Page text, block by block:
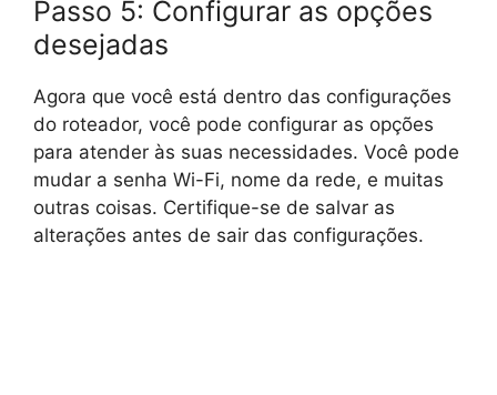
Passo 5: Configurar as opções
desejadas
Agora que você está dentro das configurações
do roteador, você pode configurar as opções
para atender às suas necessidades. Você pode
mudar a senha Wi-Fi, nome da rede, e muitas
outras coisas. Certifique-se de salvar as
alterações antes de sair das configurações.